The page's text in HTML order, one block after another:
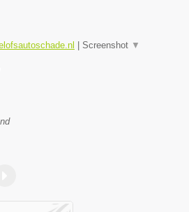
| Screenshot ▼